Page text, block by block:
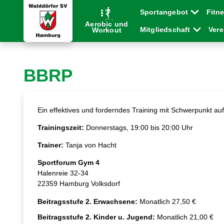
Aerobic und
Workout
Sportangebot
Mitgliedschaft
BBRP
Ein effektives und forderndes Training mit Schwerpunkt
Trainingszeit: Donnerstags, 19:00 bis 20:00 Uhr
Trainer:Tanja von Hacht
Sportforum Gym 4
Halenreie 32-34
22359 Hamburg Volksdorf
Beitragsstufe 2. Erwachsene: Monatlich 27,50 €
Beitragsstufe 2. Kinder u. Jugend: Monatlich 21,00 €